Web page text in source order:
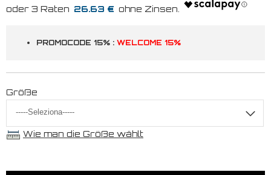
26.63 €
PROMOCODE 15% : WELCOME 15%
Größe
Wie man die Größe wählt